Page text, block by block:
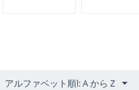
アルファベット順l: A から Z